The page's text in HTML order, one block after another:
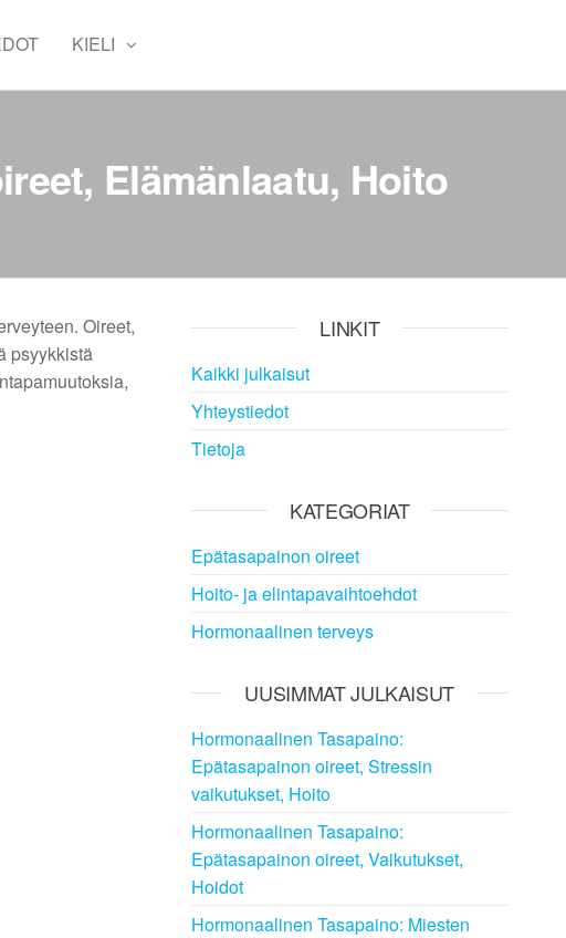
KIELI
Elämänlaatu, Hoito
Oireet,
psyykkistä
LINKIT
Kaikki julkaisut
Yhteystiedot
Tietoja
KATEGORIAT
Epätasapainon oireet
Hoito- ja elintapavaihtoehdot
Hormonaalinen terveys
UUSIMMAT JULKAISUT
Hormonaalinen Tasapaino:
Epätasapainon oireet, Stressin
vaikutukset, Hoito
Hormonaalinen Tasapaino:
Epätasapainon oireet, Vaikutukset,
Hoidot
Hormonaalinen Tasapaino: Miesten